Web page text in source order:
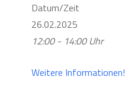
Datum/Zeit
26.02.2025
12:00 - 14:00 Uhr
Weitere Informationen!